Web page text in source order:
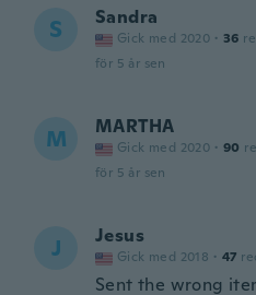
S Sandra
Gick med 2020 · 36
för 5 år sen
M MARTHA
Gick med 2020 · 90
för 5 år sen
J Jesus
Gick med 2018 · 47
Sent the wrong